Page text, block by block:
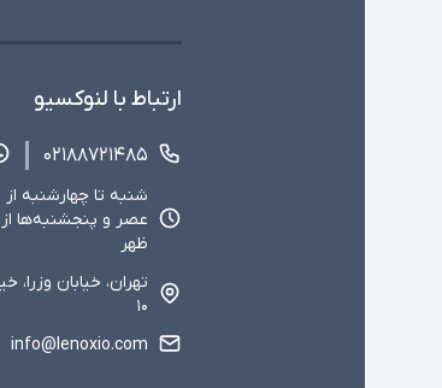
ارتباط با لنوکسیو
۰۲۱۸۸۷۲۱۴۸۵
ظهر
تهران، خیابان وزرا،
۱۰
info@lenoxio.com